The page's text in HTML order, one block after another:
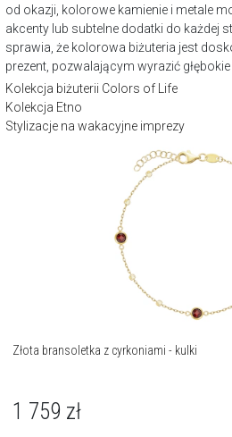
od okazji, kolorowe kamienie i metale
akcenty lub subtelne dodatki do każdej
sprawia, że kolorowa biżuteria jest
prezent, pozwalającym wyrazić
Kolekcja biżuterii Colors of Life
Kolekcja Etno
Stylizacje na wakacyjne imprezy
Złota bransoletka z cyrkoniami - kulki
1 759 zł